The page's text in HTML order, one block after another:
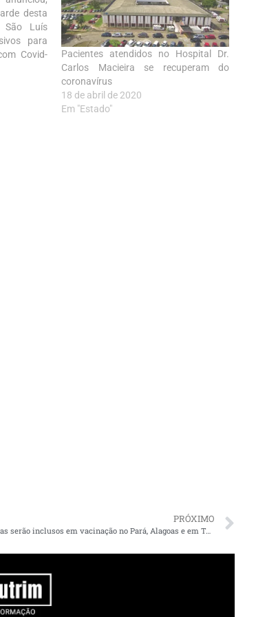
desta
São Luís
para
Covid-
de
leitos de
Pacientes atendidos no Hospital Dr.
Carlos Macieira se recuperam do
coronavírus
18 de abril de 2020
Em "Estado"
PRÓXIMO
Jornalistas serão inclusos em vacinação no Pará, Alagoas e em Teresina; Câmara e Assembleia aprovam inclusão